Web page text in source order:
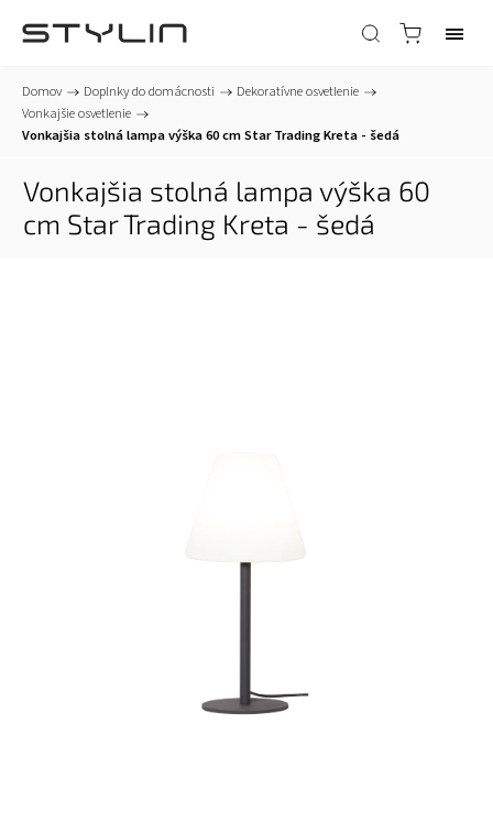
Domov / Doplnky do domácnosti / Dekoratívne osvetlenie /
Vonkajšie osvetlenie /
Vonkajšia stolná lampa výška 60 cm Star Trading Kreta - šedá
Vonkajšia stolná lampa výška 60
cm Star Trading Kreta - šedá